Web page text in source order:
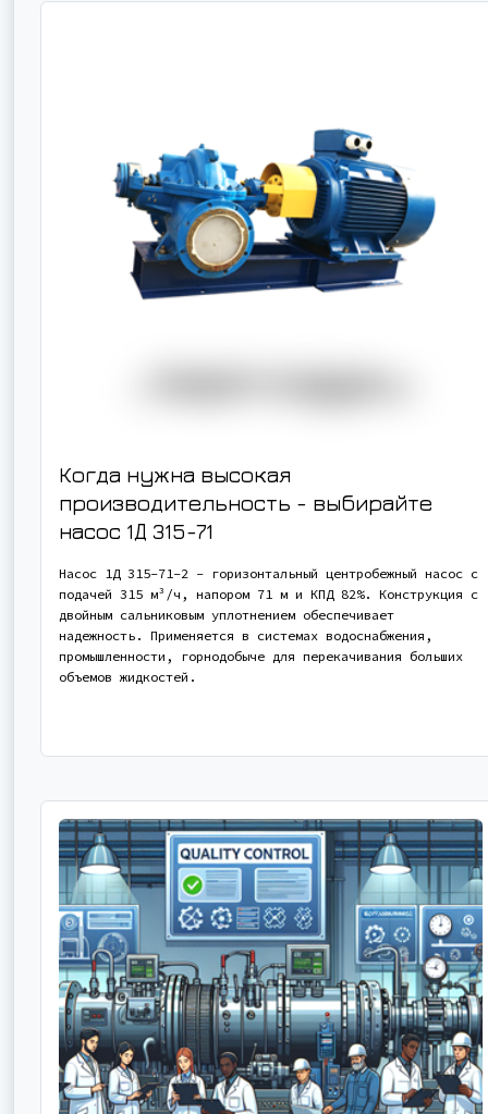
Когда нужна высокая
производительность - выбирайте
насос 1Д 315-71
Насос 1Д 315-71-2 - горизонтальный центробежный насос с
подачей 315 м³/ч, напором 71 м и КПД 82%. Конструкция с
двойным сальниковым уплотнением обеспечивает
надежность. Применяется в системах водоснабжения,
промышленности, горнодобыче для перекачивания больших
объемов жидкостей.